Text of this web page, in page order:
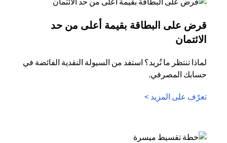
قرض على البطاقة بقيمة أعلى من حد
الائتمان
لماذا تنتظر ما تُريد؟ استفد من السيولة النقدية الفائضة في
حسابك المصرفي.
تعرّف على المزيد >